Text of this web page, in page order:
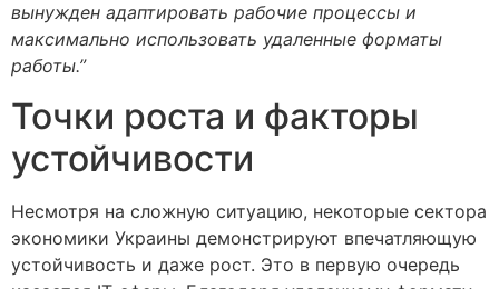
вынужден адаптировать рабочие процессы и
максимально использовать удаленные форматы
работы.”
Точки роста и факторы
устойчивости
Несмотря на сложную ситуацию, некоторые сектора
экономики Украины демонстрируют впечатляющую
устойчивость и даже рост. Это в первую очередь